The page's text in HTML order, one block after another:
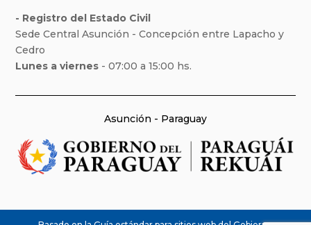
- Registro del Estado Civil
Sede Central Asunción - Concepción entre Lapacho y
Cedro
Lunes a viernes - 07:00 a 15:00 hs.
Asunción - Paraguay